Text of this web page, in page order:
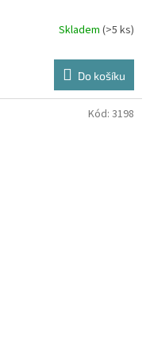
Skladem (>5 ks)
Do košíku
Kód: 3198